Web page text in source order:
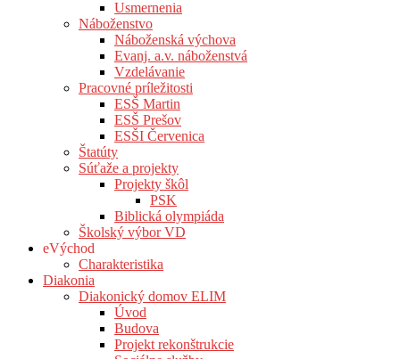
Usmernenia
Náboženstvo
Náboženská výchova
Evanj. a.v. náboženstvá
Vzdelávanie
Pracovné príležitosti
ESŠ Martin
ESŠ Prešov
ESŠI Červenica
Štatúty
Súťaže a projekty
Projekty škôl
PSK
Biblická olympiáda
Školský výbor VD
eVýchod
Charakteristika
Diakonia
Diakonický domov ELIM
Úvod
Budova
Projekt rekonštrukcie